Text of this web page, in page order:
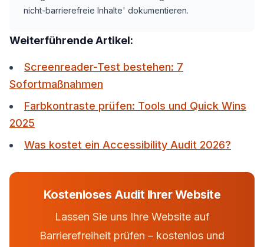
nicht-barrierefreie Inhalte' dokumentieren.
Weiterführende Artikel:
Screenreader-Test bestehen: 7
Sofortmaßnahmen
Farbkontraste prüfen: Tools und Quick Wins
2025
Was kostet ein Accessibility Audit 2026?
Kostenloses Audit Ihrer Website
Lassen Sie uns Ihre Website auf
Barrierefreiheit prüfen – kostenlos und